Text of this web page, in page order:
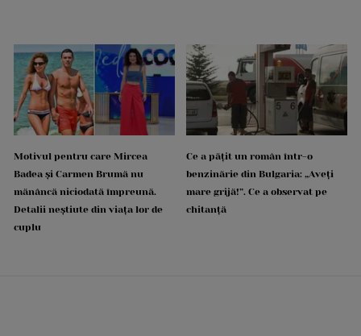
Motivul pentru care Mircea
Badea și Carmen Brumă nu
mănâncă niciodată împreună.
Detalii neștiute din viața lor de
cuplu
Ce a pățit un român într-o
benzinărie din Bulgaria: „Aveți
mare grijă!”. Ce a observat pe
chitanță